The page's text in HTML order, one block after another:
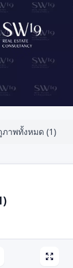
ภาพทั้งหมด (1)